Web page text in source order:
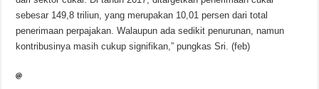
sebesar 149,8 triliun, yang merupakan 10,01 persen dari total
penerimaan perpajakan. Walaupun ada sedikit penurunan, namun
kontribusinya masih cukup signifikan,” pungkas Sri. (feb)